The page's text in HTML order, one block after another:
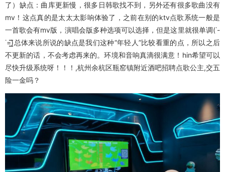
了）缺点：曲库更新慢，很多日韩歌找不到，另外还有很多歌曲没有
mv！这点真的是太太太影响体验了，之前在别的ktv点歌系统一般是
一首歌会有mv版，演唱会版多种选项可以选择，但是这里就很单调(˙-
˙=͟͟͞͞)总体来说所说的缺点是我们这种“年轻人”比较看重的点，所以之后
不更新的话，不会考虑再来的。环境和音响真滴很满意！hin希望可以
尽快升级系统呀！！！,杭州余杭区瓶窑镇附近酒吧招聘点歌公主,交五
险一金吗？